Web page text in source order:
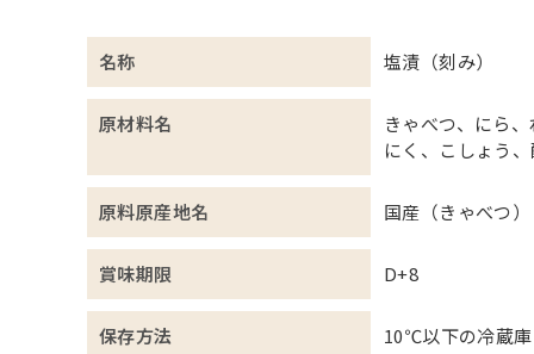
名称 塩漬（刻み）
原材料名
きゃべつ、にら
にく、こしょう
原料原産地名 国産（きゃべつ）
賞味期限 D+8
保存方法 10℃以下の冷蔵